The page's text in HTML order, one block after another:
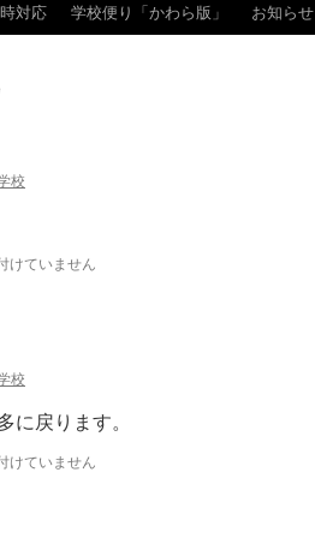
対応 学校便り「かわら版」 お知らせ
校
けていません
校
に戻ります。
けていません